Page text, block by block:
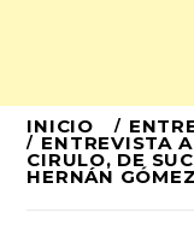
Ir
al
INICIO
ENTREVISTA
CIRULO, DE
HERNÁN GÓMEZ